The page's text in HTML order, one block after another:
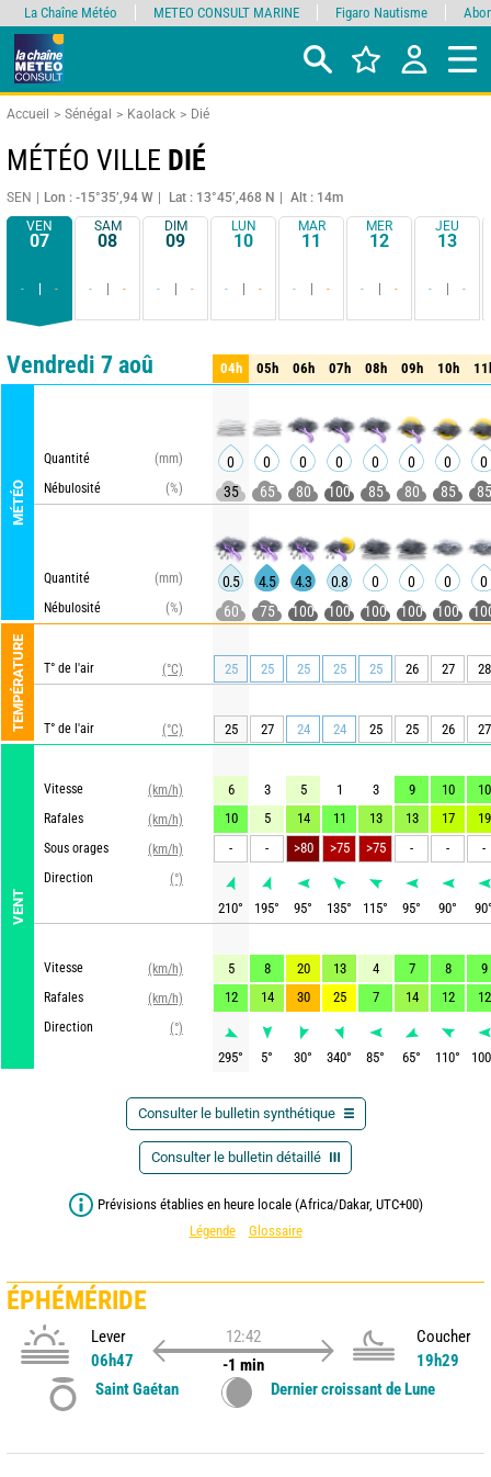
Accueil Sénégal Kaolack Dié
MÉTÉO VILLE DIÉ
SEN Lon : -15°35’,94 W Lat : 13°45’,468 N
Alt : 14m
VEN
07
- -
SAM
08
- -
DIM
09
- -
LUN
10
- -
MAR
11
- -
MER
12
- -
JEU
13
- -
Comparateur détaillé synthétique
Vendredi 7 aoû
MÉTÉO
Quantité
(mm)
Nébulosité
(%)
Quantité
(mm)
Nébulosité
(%)
TEMPÉRATURE T° de l'air (°C)
T° de l'air (°C)
VENT
Vitesse
(km/h)
Rafales
(km/h)
Sous orages
(km/h)
Direction
(°)
Vitesse
(km/h)
Rafales
(km/h)
Direction
(°)
04h 05h 06h 07h 08h 09h 10h
04h 05h 06h 07h 08h 09h 10h
0 0 0 0 0 0 0
0
35
65 80 100 85 80 85 85
0.5 4.5 4.3 0.8 0 0 0
0
60
75 100 100 100 100 100
25 25 25 25 25 26 27 28
25 27 24 24 25 25 26 27
6 3 5 1 3 9 10
10
10
5 14 11 13 13 17
19
-
- >80 >75 >75 - - -
210° 195° 95° 135° 115° 95° 90° 90
5 8 20 13 4 7 8
9
12
14 30 25 7 14 12 12
295° 5° 30° 340° 85° 65° 110° 100
Consulter le bulletin synthétique
Consulter le bulletin détaillé
Prévisions établies en heure locale (Africa/Dakar, UTC+00)
Légende
Glossaire
ÉPHÉMÉRIDE
Lever
06h47
12:42
-1 min
Coucher
19h29
Saint Gaétan
Dernier croissant de Lune
La Chaîne Météo METEO CONSULT MARINE Figaro Nautisme